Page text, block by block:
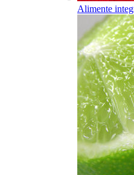
Alimente